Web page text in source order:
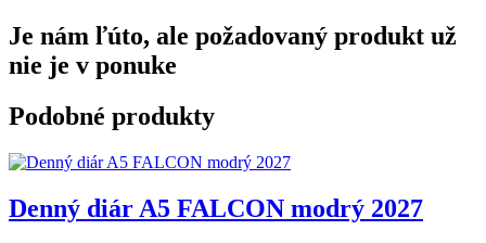
Je nám ľúto, ale požadovaný produkt už
nie je v ponuke
Podobné produkty
Denný diár A5 FALCON modrý 2027